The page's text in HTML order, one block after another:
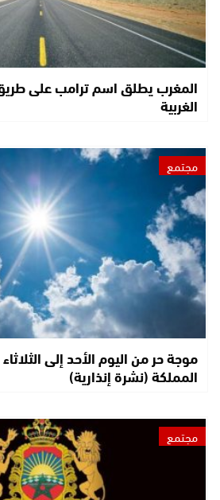
المغرب يطلق اسم ترامب على
الغربية
مجتمع
موجة حر من اليوم الأحد إلى
المملكة (نشرة إنذارية)
مجتمع